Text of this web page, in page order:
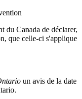
du Canada de déclarer,
que celle-ci s'applique
un avis de la date